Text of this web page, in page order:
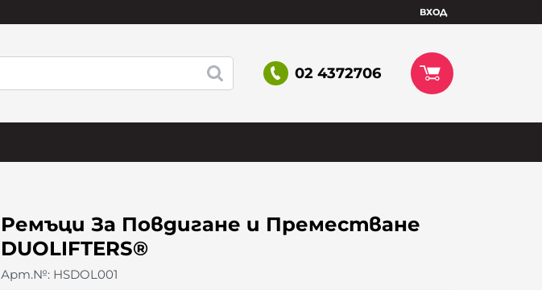
ВХОД
02 4372706
Ремъци За Повдигане и Преместване
DUOLIFTERS®
Арт.№: HSDOL001